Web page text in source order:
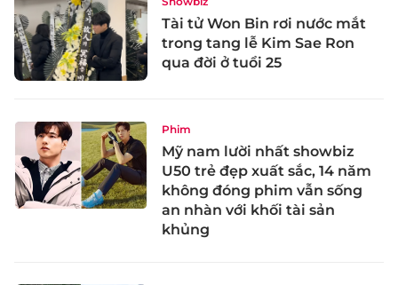
Tài tử Won Bin rơi nước mắt
trong tang lễ Kim Sae Ron
qua đời ở tuổi 25
Phim
Mỹ nam lười nhất showbiz
U50 trẻ đẹp xuất sắc, 14 năm
không đóng phim vẫn sống
an nhàn với khối tài sản
khủng